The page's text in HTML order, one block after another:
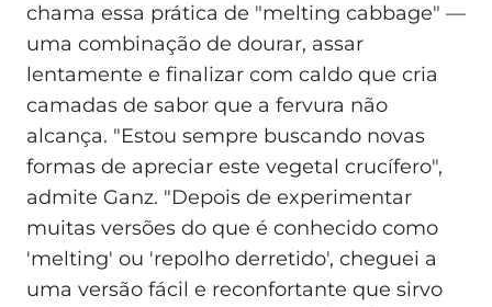
chama essa prática de "melting cabbage" —
uma combinação de dourar, assar
lentamente e finalizar com caldo que cria
camadas de sabor que a fervura não
alcança. "Estou sempre buscando novas
formas de apreciar este vegetal crucífero",
admite Ganz. "Depois de experimentar
muitas versões do que é conhecido como
'melting' ou 'repolho derretido', cheguei a
uma versão fácil e reconfortante que sirvo